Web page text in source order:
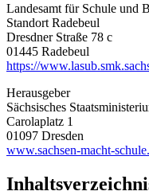
Landesamt für Schule und
Standort Radebeul
Dresdner Straße 78 c
01445 Radebeul
https://
Herausgeber
Sächsisches
Carolaplatz 1
01097 Dresden
www.sachsen-macht-